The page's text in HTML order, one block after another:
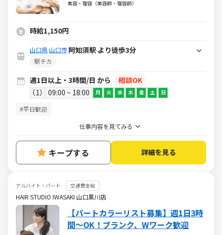
美容・理容（美容師・理容師）
時給1,150円
山口県山口市 阿知須駅 より徒歩3分
駅チカ
週1日以上・3時間/日 から
相談OK
1
09:00 ~ 18:00 月 火 水 木 金 土 日
#平日歓迎
仕事内容を見てみる
キープする 詳細を見る
アルバイト・パート 交通費支給
HAIR STUDIO IWASAKI 山口黒川店
【パートカラーリスト募集】週1日3時
間～OK！ブランク、Wワーク歓迎